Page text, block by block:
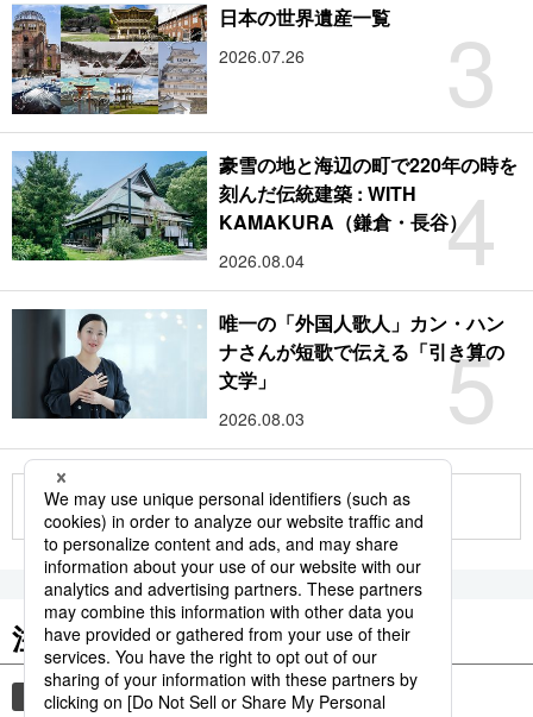
3
日本の世界遺産一覧
2026.07.26
4
豪雪の地と海辺の町で220年の時を
刻んだ伝統建築 : WITH
KAMAKURA（鎌倉・長谷）
2026.08.04
5
唯一の「外国人歌人」カン・ハン
ナさんが短歌で伝える「引き算の
文学」
2026.08.03
もっと見る
注目のキーワード
共同通信ニュース 時事通信ニュース 観光